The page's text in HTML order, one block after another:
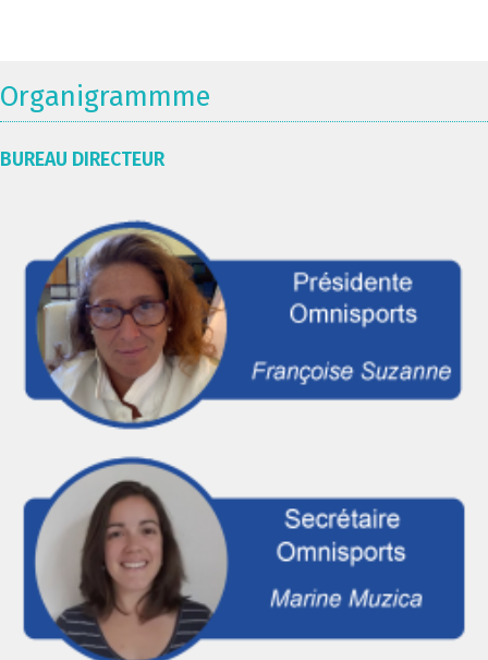
Organigrammme
BUREAU DIRECTEUR